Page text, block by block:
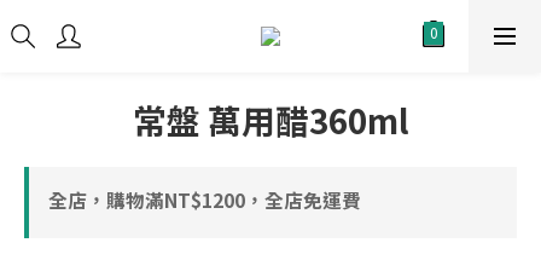
常盤 萬用醋360ml
全店，購物滿NT$1200，全店免運費